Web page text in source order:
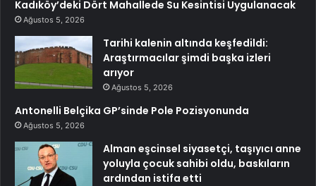
Kadıköy’deki Dört Mahallede Su Kesintisi Uygulanacak
Ağustos 5, 2026
Tarihi kalenin altında keşfedildi:
Araştırmacılar şimdi başka izleri
arıyor
Ağustos 5, 2026
Antonelli Belçika GP’sinde Pole Pozisyonunda
Ağustos 5, 2026
Alman eşcinsel siyasetçi, taşıyıcı anne
yoluyla çocuk sahibi oldu, baskıların
ardından istifa etti